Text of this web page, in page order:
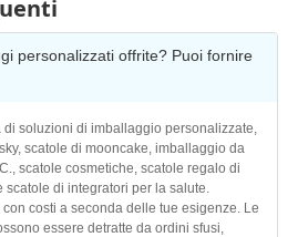
personalizzati offrite? Puoi fornire
scatole di mooncake, imballaggio da
scatole cosmetiche, scatole regalo di
scatole di integratori per la salute.
costi a seconda delle tue esigenze. Le
essere detratte da ordini sfusi,
finale.